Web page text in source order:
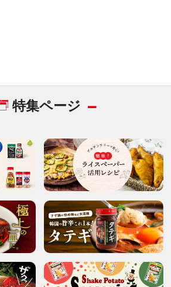
特集ページ